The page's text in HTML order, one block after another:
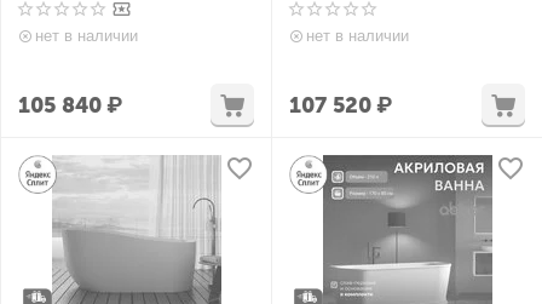
нет в наличии
105 840₽
нет в наличии
107 520₽